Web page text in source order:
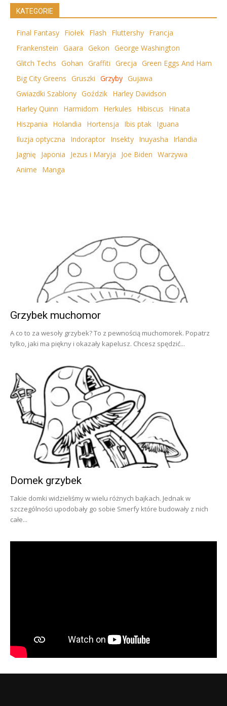
KATEGORIE
Final Fantasy Fiołek Flash Fluttershy Francja
Frankenstein Gaara Gekon George Washington
Glitch Techs Gohan Graffiti Grecja Green Eggs And Ham
Big City Greens Gruszki Grzyby Gujawa
Gwiazdki Szablony Goździk Harley Davidson
Harley Quinn
Harmidom Herkules Hibiscus
Hinata
Hiszpania
Holandia Hortensja Ibis ptak Iguana
Iluzja optyczna
Indoraptor Insekty Inuyasha
Irlandia
Jagnię
Japonia Jezus i Maryja Joe Biden Warzywa
Anime
Manga
Grzybek muchomor
A co to za wesoły grzybek? To z pewnością muchomorek. Popatrz
tylko, jaki ma piękny i okazały kapelusz. Chcesz spędzić...
Domek grzybek
Takie domki widzieliśmy w wielu różnych bajkach. Jednak w
szczególności upodobały go sobie Smerfy które budowały z nich
całe...